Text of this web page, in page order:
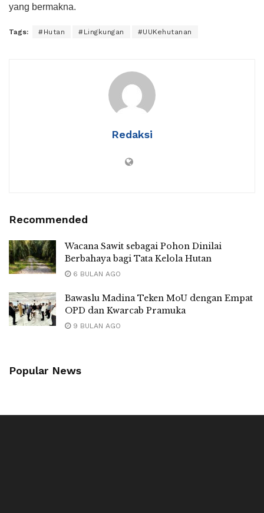
yang bermakna.
Tags: #Hutan #Lingkungan #UUKehutanan
Redaksi
Recommended
Wacana Sawit sebagai Pohon Dinilai
Berbahaya bagi Tata Kelola Hutan
6 BULAN AGO
Bawaslu Madina Teken MoU dengan Empat
OPD dan Kwarcab Pramuka
9 BULAN AGO
Popular News